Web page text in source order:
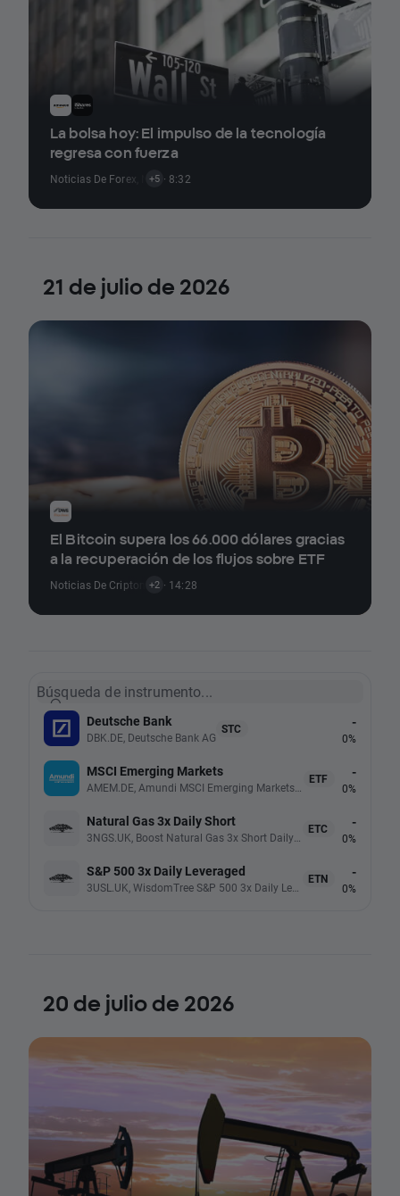
La bolsa hoy: El impulso de la tecnología
regresa con fuerza
Noticias De Forex Noticias Sobre Materias Primas
+5 · 8:32
21 de julio de 2026
El Bitcoin supera los 66.000 dólares gracias
a la recuperación de los flujos sobre ETF
Noticias De Criptomonedas,Noticias De ETFs
+2 · 14:28
Búsqueda de instrumento...
Deutsche Bank
DBK.DE, Deutsche Bank AG
STC -
0%
MSCI Emerging Markets ETF -
0%
Natural Gas 3x Daily Short ETC -
0%
S&P 500 3x Daily Leveraged ETN -
0%
20 de julio de 2026